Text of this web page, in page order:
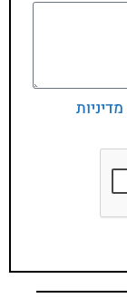
מדיניות